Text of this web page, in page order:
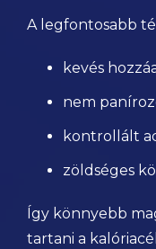
A legfontosabb
kevés
nem
kontrollált
zöldséges
Így könnyebb
tartani a